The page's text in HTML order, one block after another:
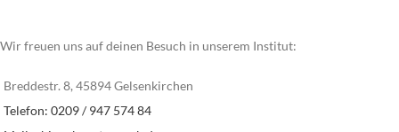
Wir freuen uns auf deinen Besuch in unserem Institut:
Breddestr. 8, 45894 Gelsenkirchen
Telefon: 0209 / 947 574 84